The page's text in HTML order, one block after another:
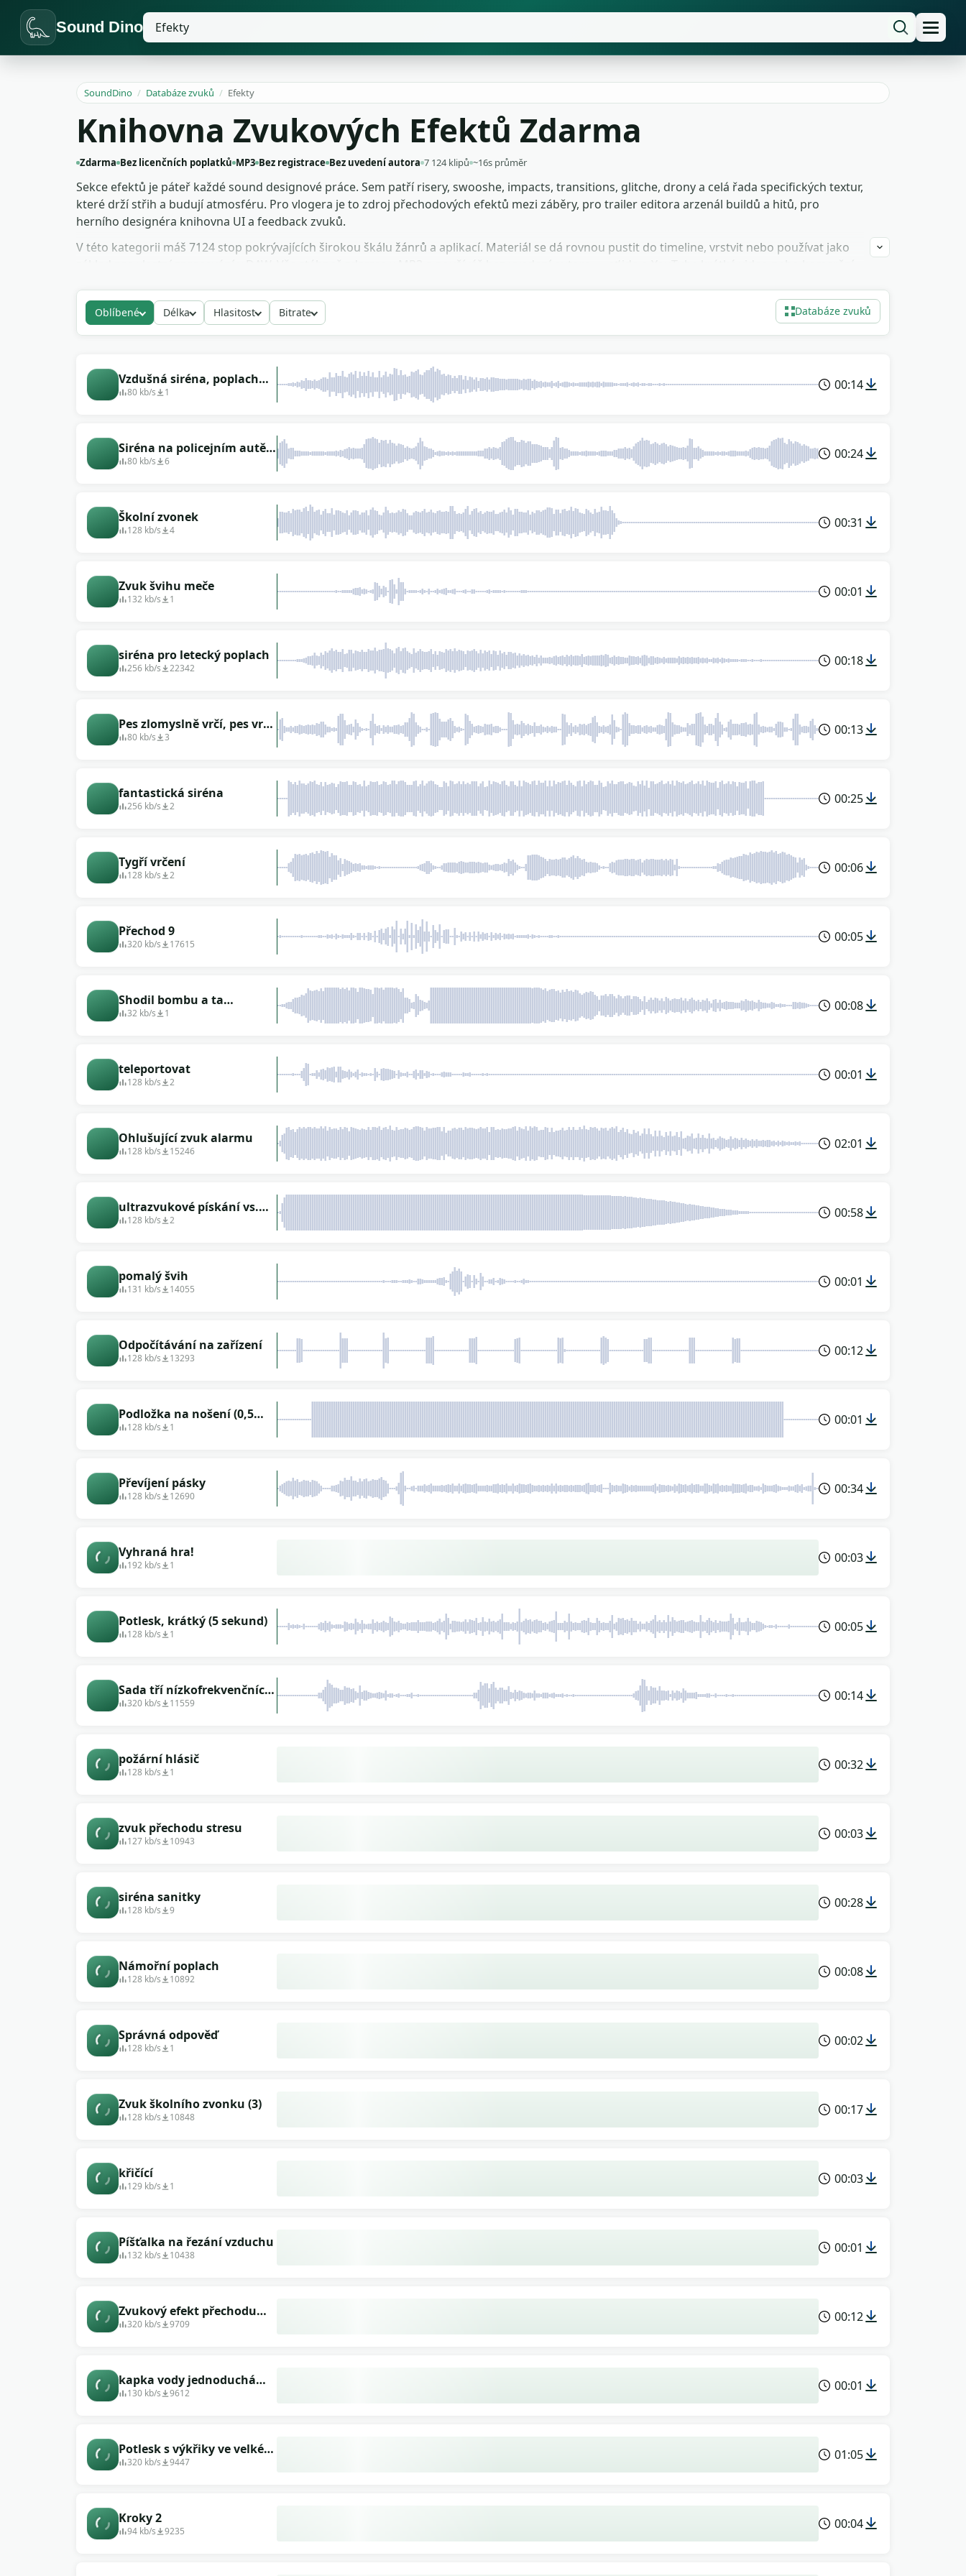
Sound Dino
SoundDino / Databáze zvuků / Efekty
Knihovna Zvukových Efektů Zdarma
Zdarma Bez licenčních poplatků MP3 Bez registrace Bez uvedení autora 7 124 klipů ~16s průměr
Sekce efektů je páteř každé sound designové práce. Sem patří risery, swooshe, impacts, transitions, glitche, drony a celá řada specifických textur,
které drží střih a budují atmosféru. Pro vlogera je to zdroj přechodových efektů mezi záběry, pro trailer editora arzenál buildů a hitů, pro
herního designéra knihovna UI a feedback zvuků.
V této kategorii máš 7124 stop pokrývajících širokou škálu žánrů a aplikací. Materiál se dá rovnou pustit do timeline, vrstvit nebo používat jako
Oblíbené Délka Hlasitost Bitrate Databáze zvuků
Vzdušná siréna, poplach
proti náletu (poplachová
80 kb/s 1 00:14
Siréna na policejním autě
(smyčka)
80 kb/s 6 00:24
Školní zvonek
128 kb/s 4 00:31
Zvuk švihu meče
132 kb/s 1 00:01
siréna pro letecký poplach
256 kb/s 22342 00:18
Pes zlomyslně vrčí, pes vrčí
(smyčka)
80 kb/s 3 00:13
fantastická siréna
256 kb/s 2 00:25
Tygří vrčení
128 kb/s 2 00:06
Přechod 9
320 kb/s 17615 00:05
Shodil bombu a ta
explodovala
32 kb/s 1 00:08
teleportovat
128 kb/s 2 00:01
Ohlušující zvuk alarmu
128 kb/s 15246 02:01
ultrazvukové pískání vs.
sousedé
128 kb/s 2 00:58
pomalý švih
131 kb/s 14055 00:01
Odpočítávání na zařízení
128 kb/s 13293 00:12
Podložka na nošení (0,5
sekundy)
128 kb/s 1 00:01
Převíjení pásky
128 kb/s 12690 00:34
Vyhraná hra!
192 kb/s 1 00:03
Potlesk, krátký (5 sekund)
128 kb/s 1 00:05
Sada tří nízkofrekvenčních
přechodových zvukových
320 kb/s 11559 00:14
požární hlásič
128 kb/s 1 00:32
zvuk přechodu stresu
127 kb/s 10943 00:03
siréna sanitky
128 kb/s 9 00:28
Námořní poplach
128 kb/s 10892 00:08
Správná odpověď
128 kb/s 1 00:02
Zvuk školního zvonku (3)
128 kb/s 10848 00:17
křičící
129 kb/s 1 00:03
Píšťalka na řezání vzduchu
132 kb/s 10438 00:01
Zvukový efekt přechodu
videa s názvem filmu
320 kb/s 9709 00:12
kapka vody jednoduchá
krátká měkká zavření
130 kb/s 9612 00:01
Potlesk s výkřiky ve velkém
koncertním sále.
320 kb/s 9447 01:05
Kroky 2
94 kb/s 9235 00:04